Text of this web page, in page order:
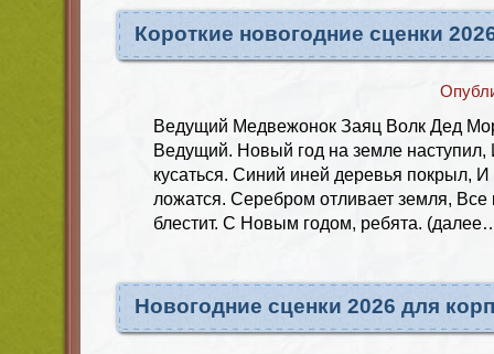
Короткие новогодние сценки
Ведущий Медвежонок Заяц Волк Дед
Ведущий. Новый год на земле наступил,
кусаться. Синий иней деревья покрыл,
ложатся. Серебром отливает земля, Все
блестит. С Новым годом, ребята.
Новогодние сценки 2026 для